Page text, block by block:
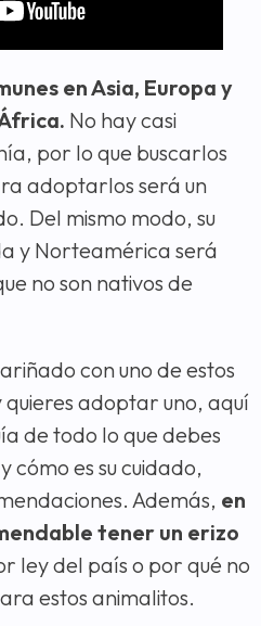
en Asia, Europa y
No hay casi
por lo que buscarlos
adoptarlos será un
Del mismo modo, su
y Norteamérica será
no son nativos de
con uno de estos
adoptar uno, aquí
de todo lo que debes
cómo es su cuidado,
Además, en
tener un erizo
ley del país o por qué no
estos animalitos.